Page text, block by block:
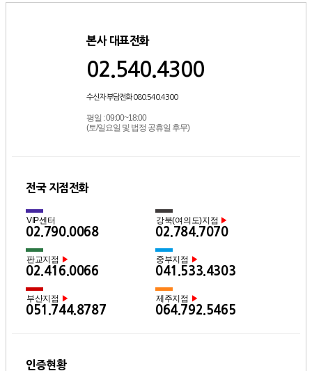
본사 대표전화
02.540.4300
수신자 부담전화 080.540.4300
평일 : 09:00~18:00
(토/일요일 및 법정 공휴일 후무)
전국 지점전화
VIP센터
02.790.0068
강북(여의도)지점 ▶
02.784.7070
판교지점 ▶
02.416.0066
중부지점 ▶
041.533.4303
부산지점 ▶
051.744.8787
제주지점 ▶
064.792.5465
인증현황